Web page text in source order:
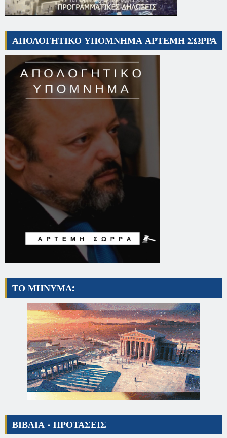
ΑΠΟΛΟΓΗΤΙΚΟ ΥΠΟΜΝΗΜΑ ΑΡΤΕΜΗ ΣΩΡΡΑ
ΤΟ ΜΗΝΥΜΑ:
ΒΙΒΛΙΑ - ΠΡΟΤΑΣΕΙΣ